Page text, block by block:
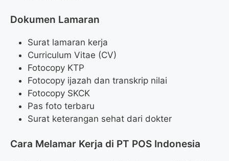
Dokumen Lamaran
Surat lamaran kerja
Curriculum Vitae (CV)
Fotocopy KTP
Fotocopy ijazah dan transkrip nilai
Fotocopy SKCK
Pas foto terbaru
Surat keterangan sehat dari dokter
Cara Melamar Kerja di PT POS Indonesia